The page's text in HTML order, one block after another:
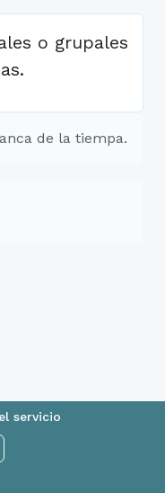
o grupales
de la tiempa.
servicio